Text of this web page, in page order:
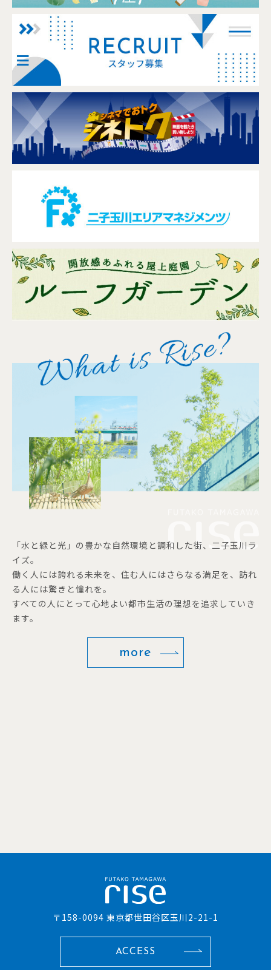
「水と緑と光」の豊かな自然環境と調和した街、二子玉川ラ
イズ。
働く人には誇れる未来を、住む人にはさらなる満足を、訪れ
る人には驚きと憧れを。
すべての人にとって心地よい都市生活の理想を追求していき
ます。
more
〒158-0094 東京都世田谷区玉川2-21-1
ACCESS